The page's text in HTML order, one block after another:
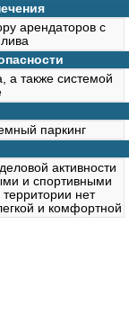
арендаторов с
а также системой
паркинг
активности
и спортивными
нет
и комфортной